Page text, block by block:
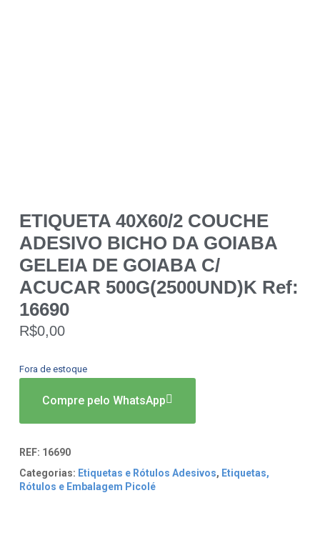
ETIQUETA 40X60/2 COUCHE
ADESIVO BICHO DA GOIABA
GELEIA DE GOIABA C/
ACUCAR 500G(2500UND)K Ref:
16690
R$0,00
Fora de estoque
Compre pelo WhatsApp
REF: 16690
Categorias: Etiquetas e Rótulos Adesivos, Etiquetas,
Rótulos e Embalagem Picolé